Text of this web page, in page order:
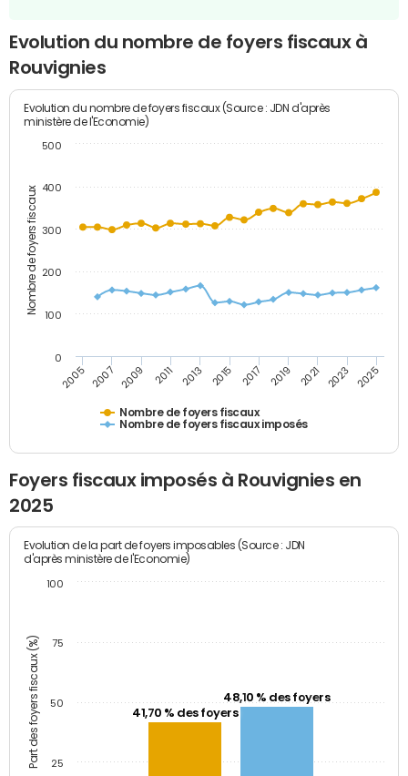
Evolution du nombre de foyers fiscaux à
Rouvignies
Nombre de foyers fiscaux
Evolution du nombre de foyers fiscaux (Source : JDN d'après
ministère de l'Economie)
Nombre de foyers fiscaux
Nombre de foyers fiscaux imposés
2005 2007 2009 2011 2013 2015 2017 2019 2021 2023 2025
0
100
200
300
400
500
Foyers fiscaux imposés à Rouvignies en
2025
Part des foyers fiscaux (%)
Evolution de la part de foyers imposables (Source : JDN
d'après ministère de l'Economie)
41,70 % des foyers
48,10 % des foyers
25
50
75
100